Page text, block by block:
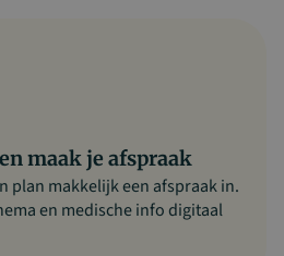
maak je afspraak
plan makkelijk een afspraak in.
en medische info digitaal